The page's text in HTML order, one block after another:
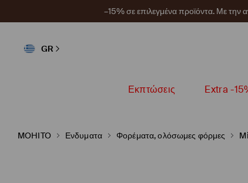
–15% σε επιλεγμένα προϊόντα. Με
GR
Εκπτώσεις Extra -
MOHITO Ενδυματα Φορέματα, ολόσωμες φόρμες